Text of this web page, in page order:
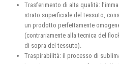
Trasferimento di alta qualità:
strato superficiale del tessuto,
un prodotto perfettamente
(contrariamente alla tecnica del
di sopra del tessuto).
Traspirabilità: il processo di